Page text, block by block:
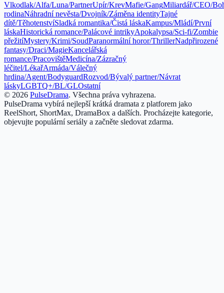
Vlkodlak/Alfa/Luna/PartnerUpír/KrevMafie/GangMiliardář/CEO/
rodinaNáhradní nevěsta/Dvojník/Záměna identityTajné
dítě/TěhotenstvíSladká romantika/Čistá láskaKampus/Mládí/První
láskaHistorická romance/Palácové intrikyApokalypsa/Sci-fi/Zombie
přežitíMystery/Krimi/SoudParanormální horor/ThrillerNadpřirozené
fantasy/Draci/MagieKancelářská
romance/PracovištěMedicína/Zázračný
léčitel/LékařArmáda/Válečný
hrdina/Agent/BodyguardRozvod/Bývalý partner/Návrat
láskyLGBTQ+/BL/GLOstatní
© 2026 PulseDrama. Všechna práva vyhrazena.
PulseDrama vybírá nejlepší krátká dramata z platforem jako
ReelShort, ShortMax, DramaBox a dalších. Procházejte kategorie,
objevujte populární seriály a začněte sledovat zdarma.